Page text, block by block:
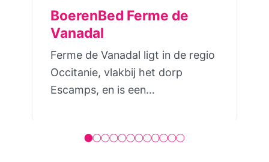
BoerenBed Ferme de
Vanadal
Ferme de Vanadal ligt in de regio
Occitanie, vlakbij het dorp
Escamps, en is een
weilanden en dieren verblijft.Op